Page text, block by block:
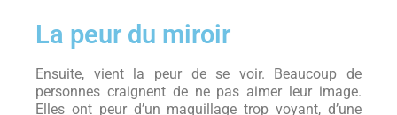
La peur du miroir
Ensuite, vient la peur de se voir. Beaucoup de
personnes craignent de ne pas aimer leur image.
Elles ont peur d’un maquillage trop voyant, d’une